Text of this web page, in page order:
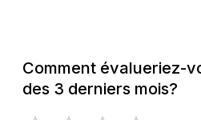
Comment évalueriez-
des 3 derniers mois?